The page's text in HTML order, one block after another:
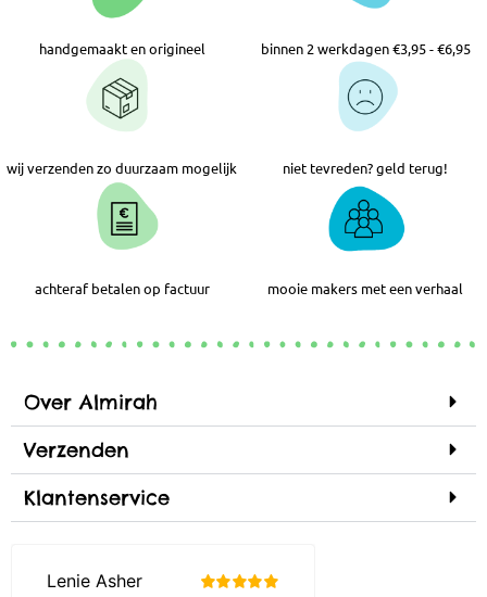
handgemaakt en origineel binnen 2 werkdagen €3,95 - €6,95
wij verzenden zo duurzaam mogelijk niet tevreden? geld terug!
achteraf betalen op factuur mooie makers met een verhaal
Over Almirah
Verzenden
Klantenservice